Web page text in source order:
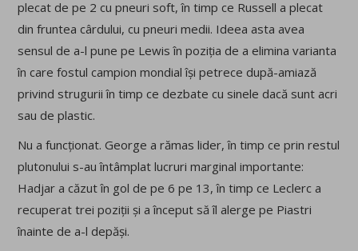
plecat de pe 2 cu pneuri soft, în timp ce Russell a plecat
din fruntea cârdului, cu pneuri medii. Ideea asta avea
sensul de a-l pune pe Lewis în poziția de a elimina varianta
în care fostul campion mondial își petrece după-amiază
privind strugurii în timp ce dezbate cu sinele dacă sunt acri
sau de plastic.
Nu a funcționat. George a rămas lider, în timp ce prin restul
plutonului s-au întâmplat lucruri marginal importante:
Hadjar a căzut în gol de pe 6 pe 13, în timp ce Leclerc a
recuperat trei poziții și a început să îl alerge pe Piastri
înainte de a-l depăși.